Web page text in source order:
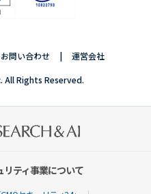
お問い合わせ 運営会社
All Rights Reserved.
リティ事業について